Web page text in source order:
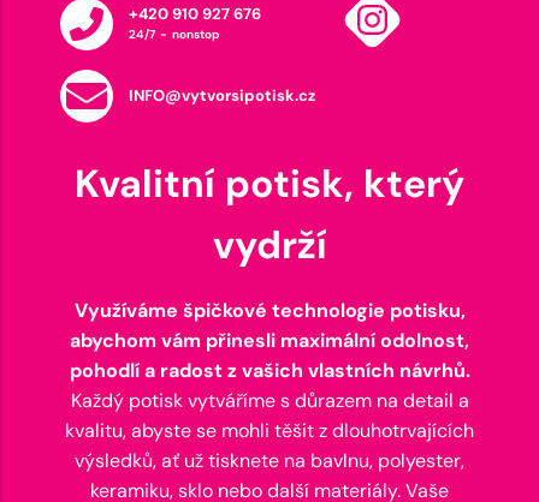
+420 910 927 676
24/7 - nonstop
INFO@vytvorsipotisk.cz
Kvalitní potisk, který
vydrží
Využíváme špičkové technologie potisku,
abychom vám přinesli maximální odolnost,
pohodlí a radost z vašich vlastních návrhů.
Každý potisk vytváříme s důrazem na detail a
kvalitu, abyste se mohli těšit z dlouhotrvajících
výsledků, ať už tisknete na bavlnu, polyester,
keramiku, sklo nebo další materiály. Vaše